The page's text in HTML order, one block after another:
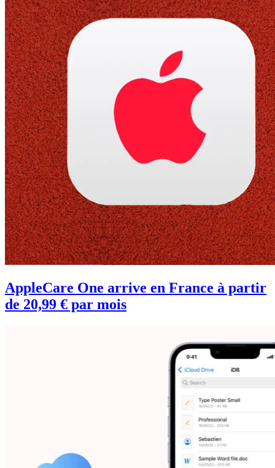
AppleCare One arrive en France à partir
de 20,99 € par mois